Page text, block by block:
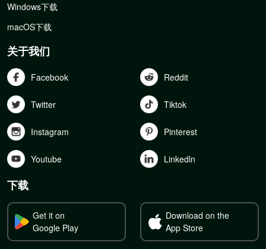
Windows下载
macOS下载
关于我们
Facebook Reddit
Twitter Tiktok
Instagram Pinterest
Youtube Linkedln
下载
Get it on
Google Play
Download on the
App Store